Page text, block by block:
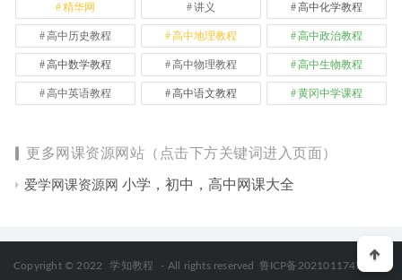
精华网 讲义 高中化学教程
高中历史教程 高中地理教程 高中政治教程
高中数学教程 高中物理教程 高中生物教程
高中英语教程 高中语文教程 黄冈中学课程
更多网课资源网站（点击下方关键词进入页面）
爱学网课资源网 小学，初中，高中网课大全
Copyright © 2022 学知教程 - All rights reserved 鲁ICP备2021011747号-2